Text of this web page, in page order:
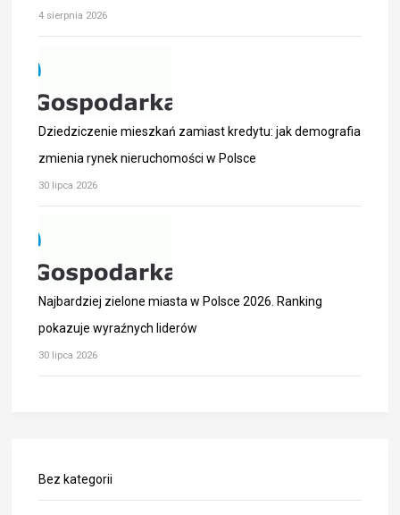
4 sierpnia 2026
Dziedziczenie mieszkań zamiast kredytu: jak demografia
zmienia rynek nieruchomości w Polsce
30 lipca 2026
Najbardziej zielone miasta w Polsce 2026. Ranking
pokazuje wyraźnych liderów
30 lipca 2026
Bez kategorii